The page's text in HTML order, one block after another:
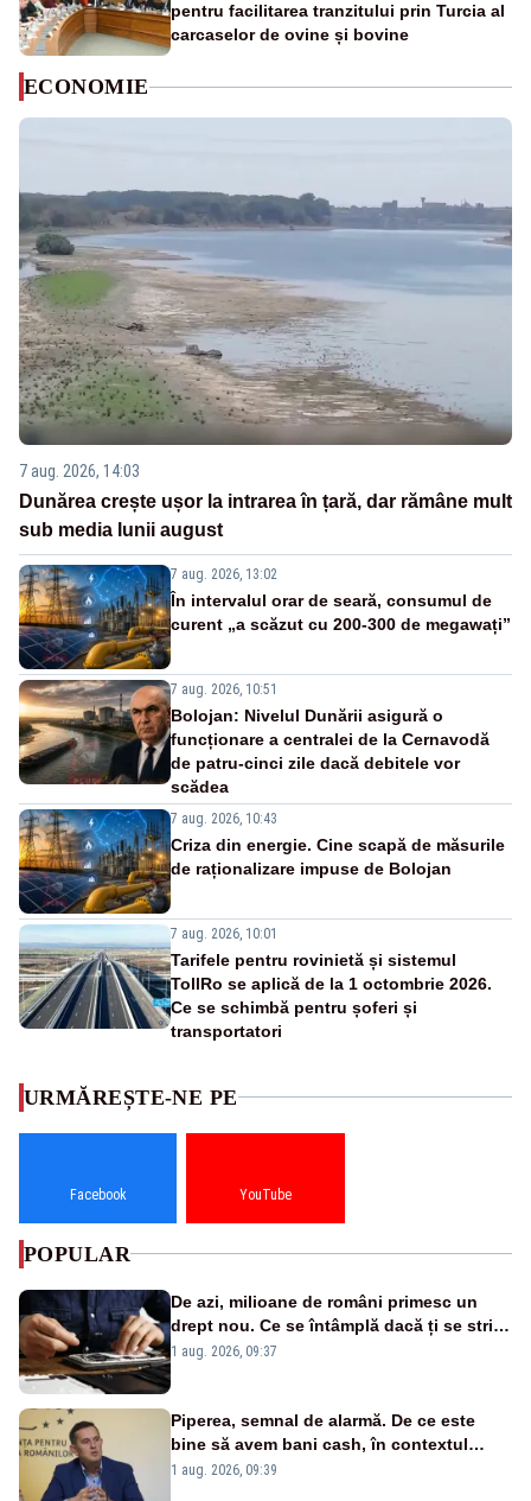
pentru facilitarea tranzitului prin Turcia al
carcaselor de ovine și bovine
ECONOMIE
7 aug. 2026, 14:03
Dunărea crește ușor la intrarea în țară, dar rămâne mult
sub media lunii august
7 aug. 2026, 13:02
În intervalul orar de seară, consumul de
curent „a scăzut cu 200-300 de megawați”
7 aug. 2026, 10:51
Bolojan: Nivelul Dunării asigură o
funcționare a centralei de la Cernavodă
de patru-cinci zile dacă debitele vor
scădea
7 aug. 2026, 10:43
Criza din energie. Cine scapă de măsurile
de raționalizare impuse de Bolojan
7 aug. 2026, 10:01
Tarifele pentru rovinietă și sistemul
TollRo se aplică de la 1 octombrie 2026.
Ce se schimbă pentru șoferi și
transportatori
URMĂREȘTE-NE PE
Facebook YouTube
POPULAR
De azi, milioane de români primesc un
drept nou. Ce se întâmplă dacă ți se strică
un produs
1 aug. 2026, 09:37
Piperea, semnal de alarmă. De ce este
bine să avem bani cash, în contextul
alertei energetice?
1 aug. 2026, 09:39